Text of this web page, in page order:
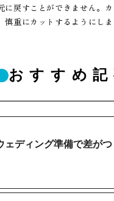
に戻すことができません。
慎重にカットするようにしま
おすすめ記
ェディング準備で差が